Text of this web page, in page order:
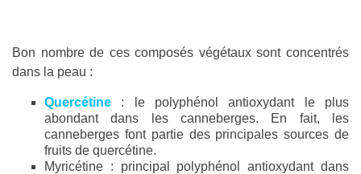
Bon nombre de ces composés végétaux sont concentrés
dans la peau :
Quercétine : le polyphénol antioxydant le plus
abondant dans les canneberges. En fait, les
canneberges font partie des principales sources de
fruits de quercétine.
Myricétine : principal polyphénol antioxydant dans